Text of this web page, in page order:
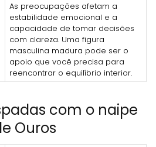
As preocupações afetam a
estabilidade emocional e a
capacidade de tomar decisões
com clareza. Uma figura
masculina madura pode ser o
apoio que você precisa para
reencontrar o equilíbrio interior.
com o naipe
Ouros